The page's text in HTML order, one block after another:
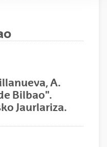
A.
Bilbao".
Jaurlariza.